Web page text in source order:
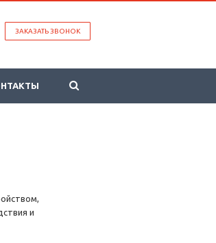
ЗАКАЗАТЬ ЗВОНОК
и